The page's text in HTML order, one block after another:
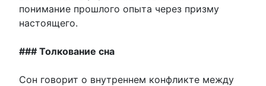
понимание прошлого опыта через призму
настоящего.
### Толкование сна
Сон говорит о внутреннем конфликте между